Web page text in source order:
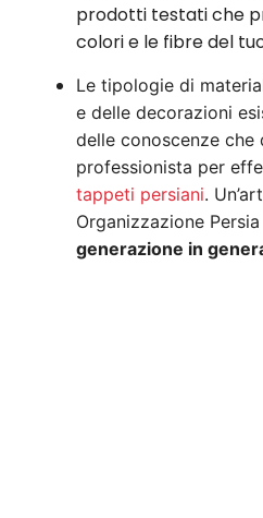
prodotti testati che
colori e le fibre del
Le tipologie di
e delle decorazioni
delle conoscenze che
professionista per
tappeti persiani.
Organizzazione
generazione in